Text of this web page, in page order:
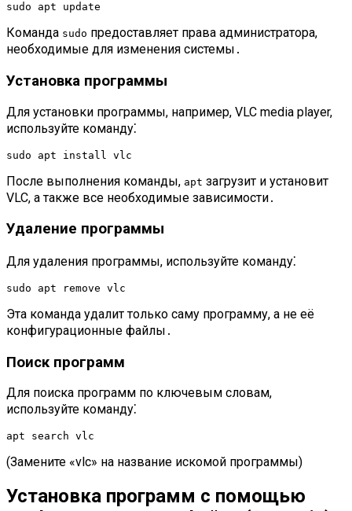
sudo apt update
Команда sudo предоставляет права администратора,
необходимые для изменения системы․
Установка программы
Для установки программы, например, VLC media player,
используйте команду⁚
sudo apt install vlc
После выполнения команды, apt загрузит и установит
VLC, а также все необходимые зависимости․
Удаление программы
Для удаления программы, используйте команду⁚
sudo apt remove vlc
Эта команда удалит только саму программу, а не её
конфигурационные файлы․
Поиск программ
Для поиска программ по ключевым словам,
используйте команду⁚
apt search vlc
(Замените «vlc» на название искомой программы)
Установка программ с помощью